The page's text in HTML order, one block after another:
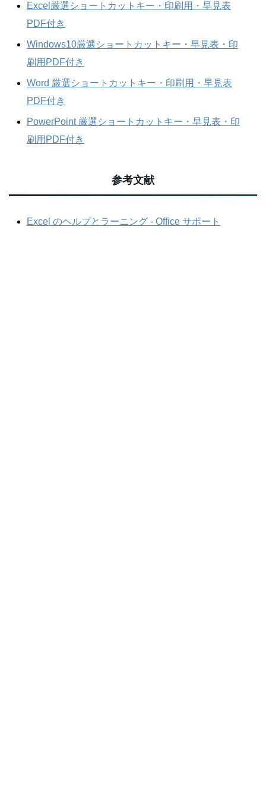
Excel厳選ショートカットキー・印刷用・早見表
PDF付き
Windows10厳選ショートカットキー・早見表・印
刷用PDF付き
Word 厳選ショートカットキー・印刷用・早見表
PDF付き
PowerPoint 厳選ショートカットキー・早見表・印
刷用PDF付き
参考文献
Excel のヘルプとラーニング - Office サポート